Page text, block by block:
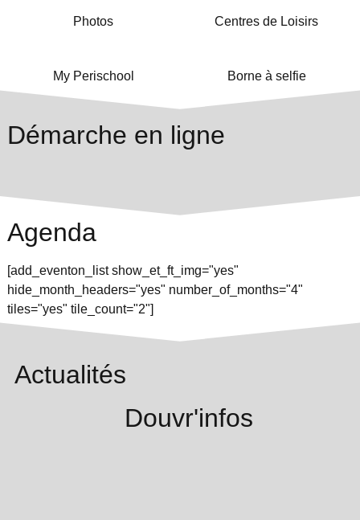
Photos Centres de Loisirs
My Perischool Borne à selfie
Démarche en ligne
Agenda
[add_eventon_list show_et_ft_img="yes"
hide_month_headers="yes" number_of_months="4"
tiles="yes" tile_count="2"]
Actualités
Douvr'infos